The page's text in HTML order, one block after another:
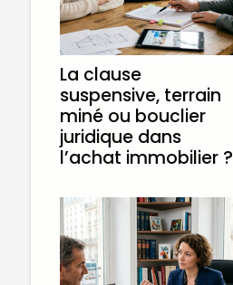
La clause
suspensive, terrain
miné ou bouclier
juridique dans
l’achat immobilier ?